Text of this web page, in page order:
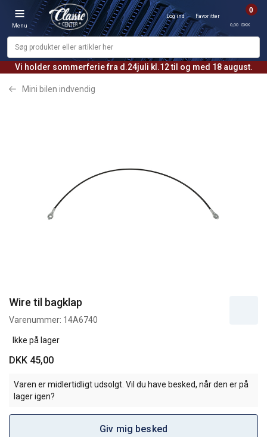
Vi holder sommerferie fra d.24juli kl.12 til og med 18 august.
Menu
Log ind Favoritter
0
0,00 DKK
Mini bilen indvendig
Wire til bagklap
Varenummer: 14A6740
Ikke på lager
DKK 45,00
Varen er midlertidligt udsolgt. Vil du have besked, når den er på
lager igen?
Giv mig besked